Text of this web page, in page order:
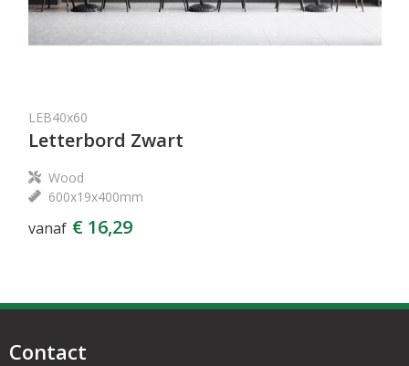
LEB40x60
Letterbord Zwart
Wood
600x19x400mm
vanaf € 16,29
Contact